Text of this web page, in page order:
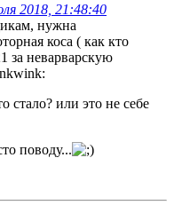
2018, 21:48:40
нужна
коса ( как кто
за неварварскую
стало? или это не себе
поводу...